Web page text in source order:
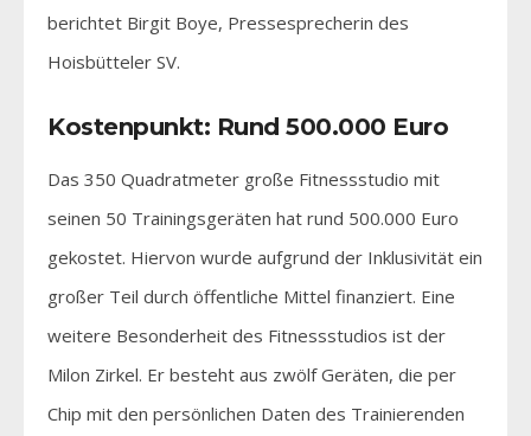
berichtet Birgit Boye, Pressesprecherin des
Hoisbütteler SV.
Kostenpunkt: Rund 500.000 Euro
Das 350 Quadratmeter große Fitnessstudio mit
seinen 50 Trainingsgeräten hat rund 500.000 Euro
gekostet. Hiervon wurde aufgrund der Inklusivität ein
großer Teil durch öffentliche Mittel finanziert. Eine
weitere Besonderheit des Fitnessstudios ist der
Milon Zirkel. Er besteht aus zwölf Geräten, die per
Chip mit den persönlichen Daten des Trainierenden